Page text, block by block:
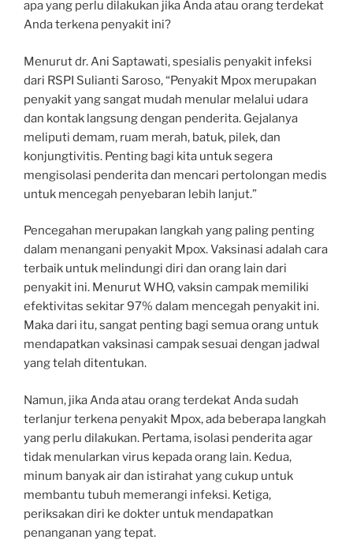
apa yang perlu dilakukan jika Anda atau orang terdekat
Anda terkena penyakit ini?
Menurut dr. Ani Saptawati, spesialis penyakit infeksi
dari RSPI Sulianti Saroso, “Penyakit Mpox merupakan
penyakit yang sangat mudah menular melalui udara
dan kontak langsung dengan penderita. Gejalanya
meliputi demam, ruam merah, batuk, pilek, dan
konjungtivitis. Penting bagi kita untuk segera
mengisolasi penderita dan mencari pertolongan medis
untuk mencegah penyebaran lebih lanjut.”
Pencegahan merupakan langkah yang paling penting
dalam menangani penyakit Mpox. Vaksinasi adalah cara
terbaik untuk melindungi diri dan orang lain dari
penyakit ini. Menurut WHO, vaksin campak memiliki
efektivitas sekitar 97% dalam mencegah penyakit ini.
Maka dari itu, sangat penting bagi semua orang untuk
mendapatkan vaksinasi campak sesuai dengan jadwal
yang telah ditentukan.
Namun, jika Anda atau orang terdekat Anda sudah
terlanjur terkena penyakit Mpox, ada beberapa langkah
yang perlu dilakukan. Pertama, isolasi penderita agar
tidak menularkan virus kepada orang lain. Kedua,
minum banyak air dan istirahat yang cukup untuk
membantu tubuh memerangi infeksi. Ketiga,
periksakan diri ke dokter untuk mendapatkan
penanganan yang tepat.